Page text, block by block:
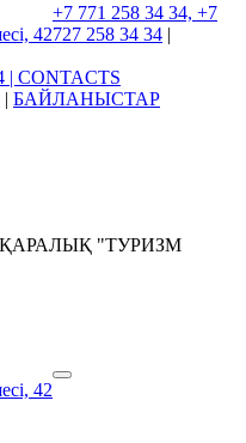
42
+7 771 258 34 34, +7
727 258 34 34 |
| CONTACTS
| БАЙЛАНЫСТАР
"ТУРИЗМ
42